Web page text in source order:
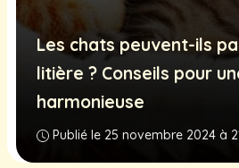
Les chats peuvent-ils
litière ? Conseils pour
harmonieuse
Publié le 25 novembre 2024 à